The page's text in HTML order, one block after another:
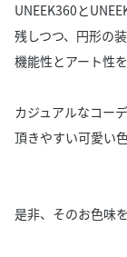
UNEEK360と
残しつつ、円形の
機能性とアート性
カジュアルなコー
頂きやすい可愛い
是非、そのお色味